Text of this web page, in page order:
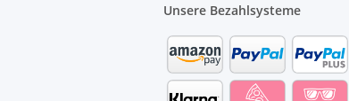
Unsere Bezahlsysteme